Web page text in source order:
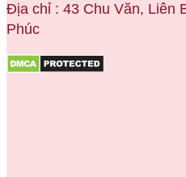
Địa chỉ : 43 Chu Văn, Liên
Phúc